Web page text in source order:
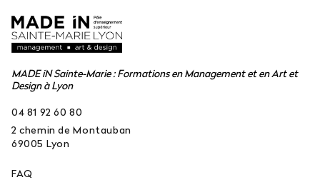
MADE iN Sainte-Marie : Formations en Management et en Art et
Design à Lyon
04 81 92 60 80
2 chemin de Montauban
69005 Lyon
FAQ